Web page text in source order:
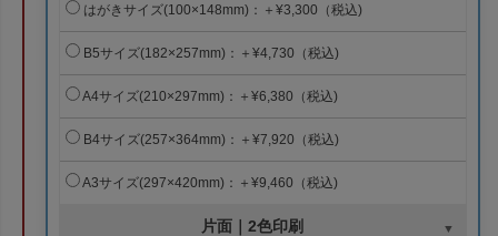
はがきサイズ(100×148mm)：＋¥3,300（税込)
B5サイズ(182×257mm)：＋¥4,730（税込)
A4サイズ(210×297mm)：＋¥6,380（税込)
B4サイズ(257×364mm)：＋¥7,920（税込)
A3サイズ(297×420mm)：＋¥9,460（税込)
片面｜2色印刷